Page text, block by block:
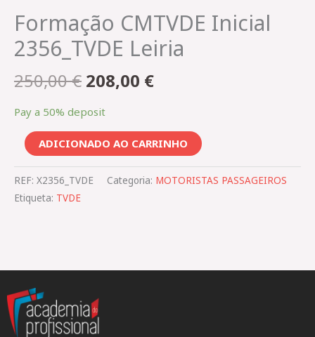
Formação CMTVDE Inicial
2356_TVDE Leiria
250,00€ 208,00 €
Pay a 50% deposit
ADICIONADO AO CARRINHO
REF: X2356_TVDE Categoria: MOTORISTAS PASSAGEIROS
Etiqueta: TVDE